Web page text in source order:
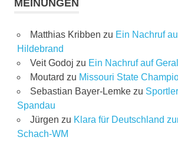
MEINUNGEN
Matthias Kribben zu Ein Nachruf
Hildebrand
Veit Godoj zu Ein Nachruf auf
Moutard zu Missouri State
Sebastian Bayer-Lemkezu
Spandau
Jürgen zu Klara für Deutschland
Schach-WM